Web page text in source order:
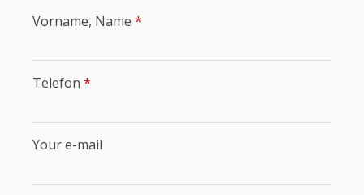
Vorname, Name *
Telefon *
Your e-mail